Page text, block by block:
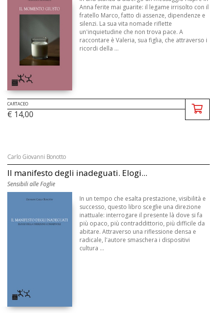
Anna ferite mai guarite: il legame irrisolto con il
fratello Marco, fatto di assenze, dipendenze e
silenzi. La sua vita nomade riflette
un'inquietudine che non trova pace. A
raccontare è Valeria, sua figlia, che attraverso i
ricordi della ...
CARTACEO
€ 14,00
Carlo Giovanni Bonotto
Il manifesto degli inadeguati. Elogi...
Sensibili alle Foglie
In un tempo che esalta prestazione, visibilità e
successo, questo libro sceglie una direzione
inattuale: interrogare il presente là dove si fa
più opaco, più contraddittorio, più difficile da
abitare. Attraverso una riflessione densa e
radicale, l'autore smaschera i dispositivi
cultura ...